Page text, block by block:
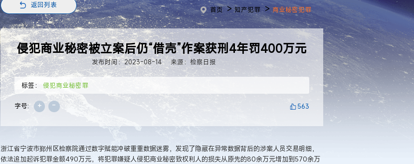
返回列表
首页 >知产犯罪 >商业秘密犯罪
侵犯商业秘密被立案后仍“借壳”作案获刑4年罚400万元
发布时间：2023-08-14 来源：检察日报
标签： 侵犯商业秘密罪
字号: + - 563
浙江省宁波市鄞州区检察院通过数字赋能冲破重重数据迷雾，发现了隐藏在异常数据背后的涉案人员交易明细，
依法追加起诉犯罪金额490万元，将犯罪嫌疑人侵犯商业秘密致权利人的损失从原先的80余万元增加到570余万